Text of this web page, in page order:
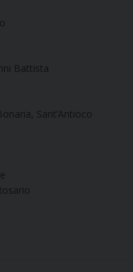
Battista
Sant’Antioco